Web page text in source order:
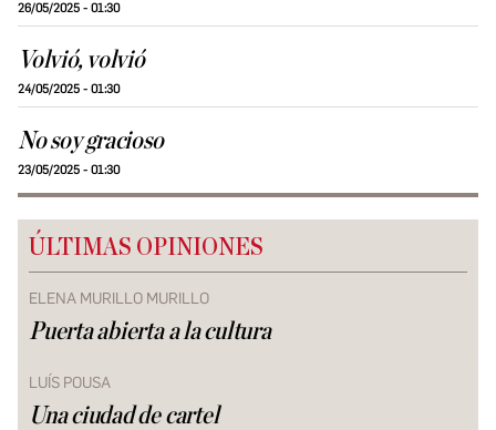
26/05/2025 - 01:30
Volvió, volvió
24/05/2025 - 01:30
No soy gracioso
23/05/2025 - 01:30
ÚLTIMAS OPINIONES
ELENA MURILLO MURILLO
Puerta abierta a la cultura
LUÍS POUSA
Una ciudad de cartel